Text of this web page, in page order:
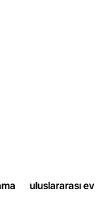
uluslararası